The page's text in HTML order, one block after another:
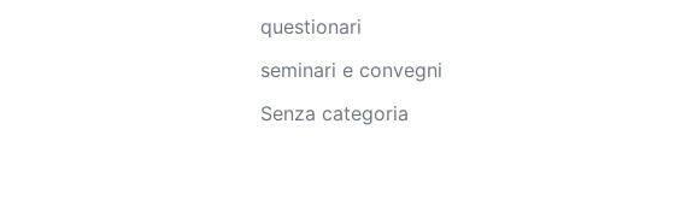
questionari
seminari e convegni
Senza categoria